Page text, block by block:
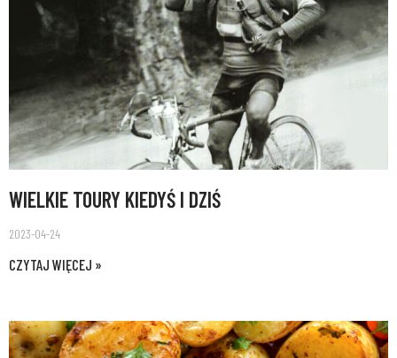
WIELKIE TOURY KIEDYŚ I DZIŚ
2023-04-24
CZYTAJ WIĘCEJ »